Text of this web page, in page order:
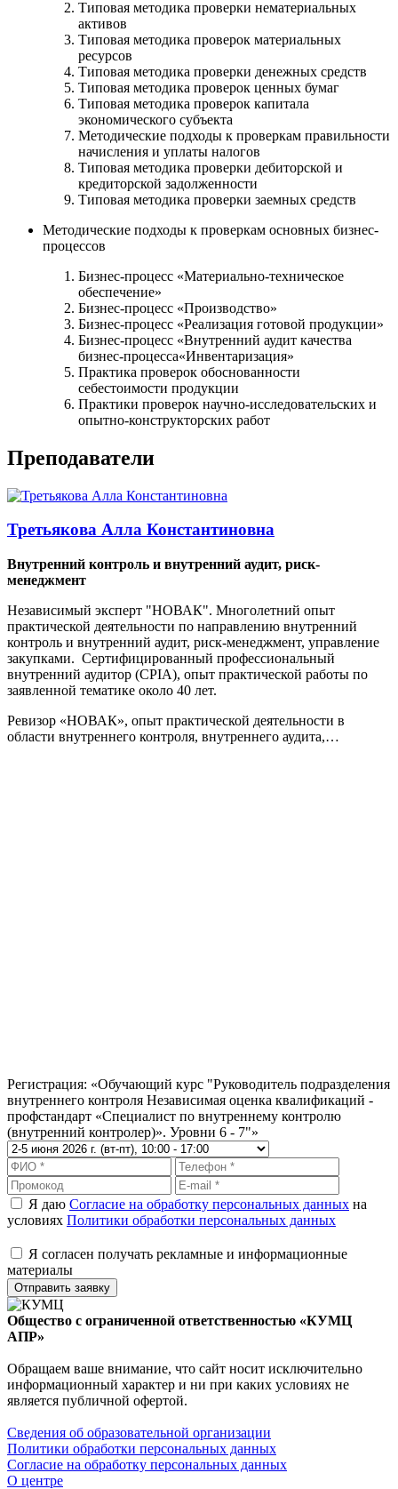
Типовая методика проверки нематериальных
активов
Типовая методика проверок материальных
ресурсов
Типовая методика проверки денежных средств
Типовая методика проверок ценных бумаг
Типовая методика проверок капитала
экономического субъекта
Методические подходы к проверкам правильности
начисления и уплаты налогов
Типовая методика проверки дебиторской и
кредиторской задолженности
Типовая методика проверки заемных средств
Методические подходы к проверкам основных бизнес-
процессов
Бизнес-процесс «Материально-техническое
обеспечение»
Бизнес-процесс «Производство»
Бизнес-процесс «Реализация готовой продукции»
Бизнес-процесс «Внутренний аудит качества
бизнес-процесса«Инвентаризация»
Практика проверок обоснованности
себестоимости продукции
Практики проверок научно-исследовательских и
опытно-конструкторских работ
Преподаватели
Третьякова Алла Константиновна
Внутренний контроль и внутренний аудит, риск-
менеджмент
Независимый эксперт "НОВАК". Многолетний опыт
практической деятельности по направлению внутренний
контроль и внутренний аудит, риск-менеджмент, управление
закупками. Сертифицированный профессиональный
внутренний аудитор (CPIA), опыт практической работы по
заявленной тематике около 40 лет.
Ревизор «НОВАК», опыт практической деятельности в
области внутреннего контроля, внутреннего аудита,…
Регистрация: «Обучающий курс "Руководитель подразделения
внутреннего контроля Независимая оценка квалификаций -
профстандарт «Специалист по внутреннему контролю
(внутренний контролер)». Уровни 6 - 7"»
Я даю Согласие на обработку персональных данных на
условиях Политики обработки персональных данных
Я согласен получать рекламные и информационные
материалы
Отправить заявку
Общество с ограниченной ответственностью «КУМЦ
АПР»
Обращаем ваше внимание, что сайт носит исключительно
информационный характер и ни при каких условиях не
является публичной офертой.
Сведения об образовательной организации
Политики обработки персональных данных
Согласие на обработку персональных данных
О центре